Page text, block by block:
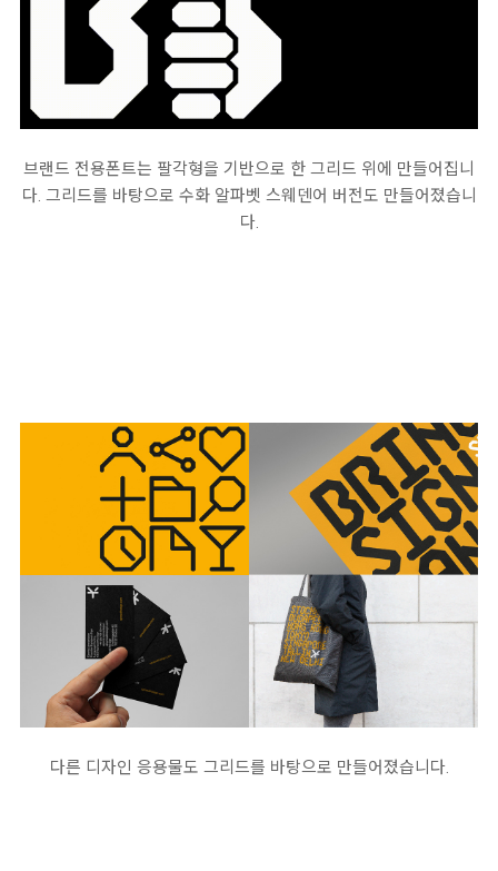
브랜드 전용폰트는 팔각형을 기반으로 한 그리드 위에 만들어집니
다. 그리드를 바탕으로 수화 알파벳 스웨덴어 버전도 만들어졌습니
다.
다른 디자인 응용물도 그리드를 바탕으로 만들어졌습니다.